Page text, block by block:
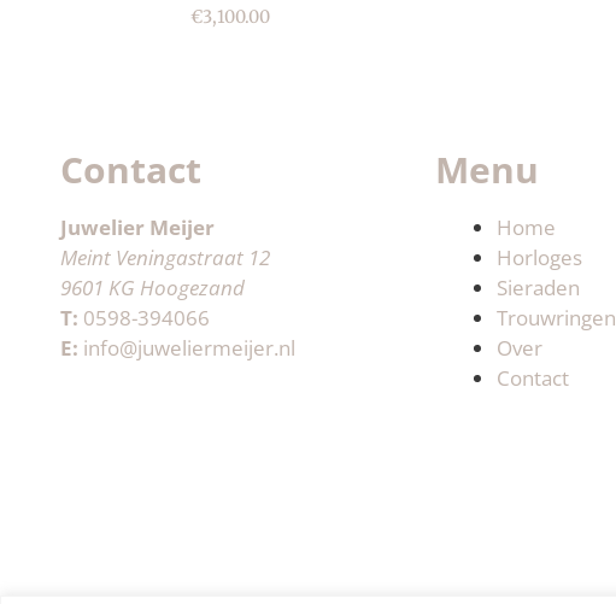
€3,100.00
Contact
Juwelier Meijer
Meint Veningastraat 12
9601 KG Hoogezand
T: 0598-394066
E: info@juweliermeijer.nl
Menu
Home
Horloges
Sieraden
Trouwringen
Over
Contact